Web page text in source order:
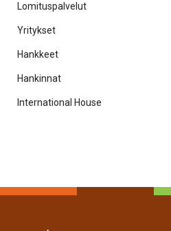
Lomituspalvelut
Yritykset
Hankkeet
Hankinnat
International House